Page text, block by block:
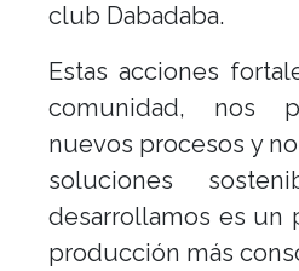
club Dabadaba.
Estas acciones
comunidad, nos
nuevos procesos y
soluciones
desarrollamos es un
producción más